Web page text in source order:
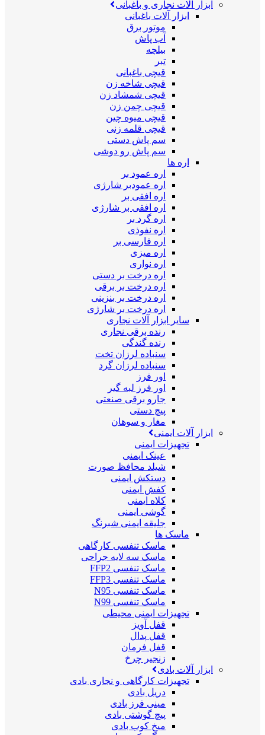
ابزار آلات نجاری و باغبانی
ابزار آلات باغبانی
موتور برق
آب پاش
بیلچه
تبر
قیچی باغبانی
قیچی شاخه زن
قیچی شمشاد زن
قیچی چمن زن
قیچی میوه چین
قیچی قلمه زنی
سم پاش دستی
سم پاش رو دوشی
اره ها
اره عمود بر
اره عمودبر شارژی
اره افقی بر
اره افقی بر شارژی
اره گرد بر
اره نفوذی
اره فارسی بر
اره میزی
اره نواری
اره درخت بر دستی
اره درخت بر برقی
اره درخت بر بنزینی
اره درخت بر شارژی
سایر ابزار آلات نجاری
رنده برقی نجاری
رنده گندگی
سنباده لرزان تخت
سنباده لرزان گرد
اور فرز
اور فرز لبه گیر
جارو برقی صنعتی
پیچ دستی
مغار و سوهان
ابزار آلات ایمنی
تجهیزات ایمنی
عینک ایمنی
شیلد محافظ صورت
دستکش ایمنی
کفش ایمنی
کلاه ایمنی
گوشی ایمنی
جلیقه ایمنی شبرنگ
ماسک ها
ماسک تنفسی کارگاهی
ماسک سه لایه جراحی
ماسک تنفسی FFP2
ماسک تنفسی FFP3
ماسک تنفسی N95
ماسک تنفسی N99
تجهیزات ایمنی محیطی
قفل آویز
قفل پدال
قفل فرمان
زنجیر چرخ
ابزار آلات بادی
تجهیزات کارگاهی و نجاری بادی
دریل بادی
مینی فرز بادی
پیچ گوشتی بادی
میخ کوب بادی